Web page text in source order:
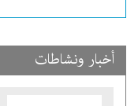
أخبار ونشاطات